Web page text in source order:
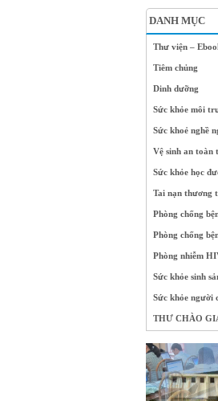
DANH MỤC
Thư viện –
Tiêm chủng
Dinh dưỡng
Sức khỏe môi
Sức khoẻ nghề
Vệ sinh an toàn
Sức khỏe học
Tai nạn thương
Phòng chống
Phòng chống
Phòng nhiễm
Sức khỏe sinh
Sức khỏe người
THƯ CHÀO